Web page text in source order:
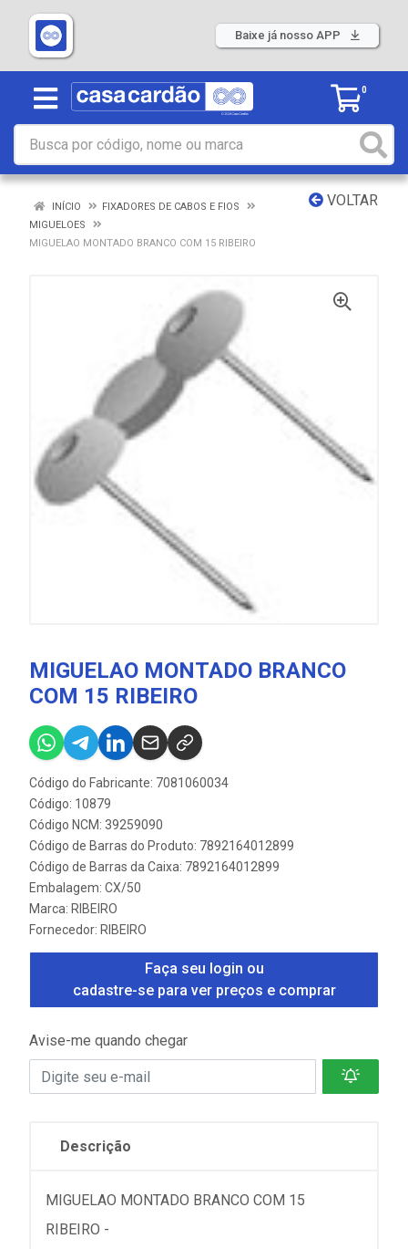
Baixe já nosso APP
0
VOLTAR
INÍCIO
FIXADORES DE CABOS E FIOS
MIGUELOES
MIGUELAO MONTADO BRANCO COM 15 RIBEIRO
MIGUELAO MONTADO BRANCO
COM 15 RIBEIRO
Código do Fabricante: 7081060034
Código: 10879
Código NCM: 39259090
Código de Barras do Produto: 7892164012899
Código de Barras da Caixa: 7892164012899
Embalagem: CX/50
Marca: RIBEIRO
Fornecedor: RIBEIRO
Faça seu login ou
cadastre-se para ver preços e comprar
Avise-me quando chegar
Descrição
MIGUELAO MONTADO BRANCO COM 15
RIBEIRO -